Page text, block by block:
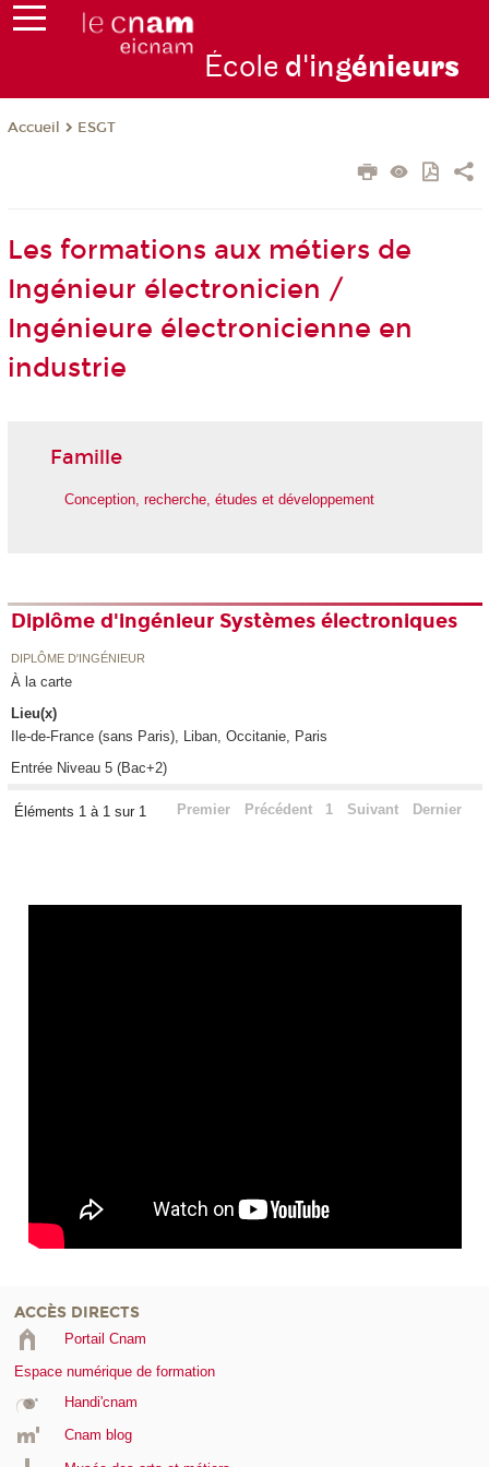
École d'ingénieurs
Accueil ESGT
Les formations aux métiers de
Ingénieur électronicien /
Ingénieure électronicienne en
industrie
Famille
Conception, recherche, études et développement
Diplôme d'ingénieur Systèmes électroniques
DIPLÔME D'INGÉNIEUR
À la carte
Lieu(x)
Ile-de-France (sans Paris), Liban, Occitanie, Paris
Entrée Niveau 5 (Bac+2)
Éléments 1 à 1 sur 1 Premier Précédent 1 Suivant Dernier
ACCÈS DIRECTS
Portail Cnam
Espace numérique de formation
Handi'cnam
Cnam blog